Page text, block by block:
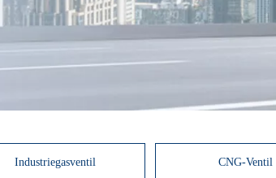
Industriegasventil CNG-Ventil